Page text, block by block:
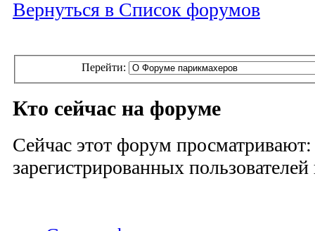
Вернуться в Список форумов
Перейти:
Кто сейчас на форуме
Сейчас этот форум просматривают:
зарегистрированных